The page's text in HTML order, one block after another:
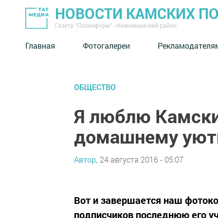
НОВОСТИ КАМСКИХ
Газета "Посинформ" - Нижнекамский район
Главная Фотогалереи
ОБЩЕСТВО
Я люблю
домашнему
Автор, 24 августа 2016 - 05:07
Вот и завершается наш
подписчиков последнюю его